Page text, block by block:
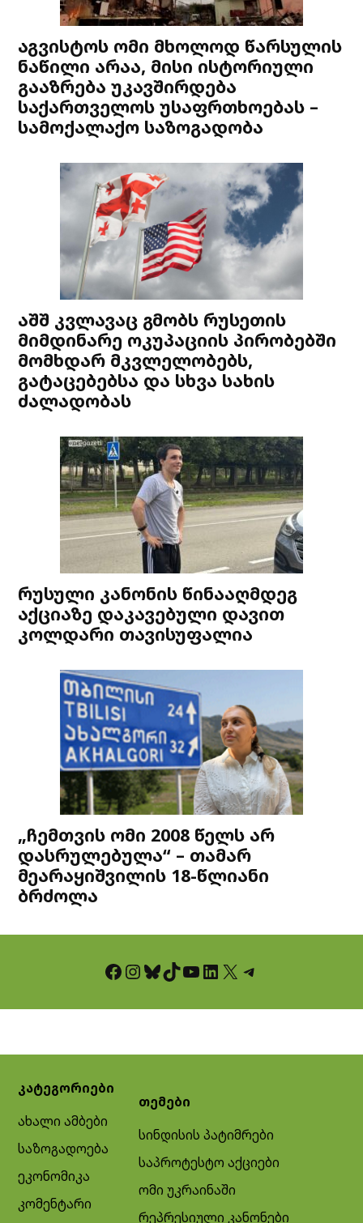
აგვისტოს ომი მხოლოდ წარსულის
ნაწილი არაა, მისი ისტორიული
გააზრება უკავშირდება
საქართველოს უსაფრთხოებას –
სამოქალაქო საზოგადობა
აშშ კვლავაც გმობს რუსეთის
მიმდინარე ოკუპაციის პირობებში
მომხდარ მკვლელობებს,
გატაცებებსა და სხვა სახის
ძალადობას
რუსული კანონის წინააღმდეგ
აქციაზე დაკავებული დავით
კოლდარი თავისუფალია
„ჩემთვის ომი 2008 წელს არ
დასრულებულა“ – თამარ
მეარაყიშვილის 18-წლიანი
ბრძოლა
Facebook InstagramBluesky TikTok YouTube LinkedIn X Telegram
კატეგორიები
ახალი ამბები
საზოგადოება
ეკონომიკა
კომენტარი
თემები
სინდისის პატიმრები
საპროტესტო აქციები
ომი უკრაინაში
რეპრესიული კანონები